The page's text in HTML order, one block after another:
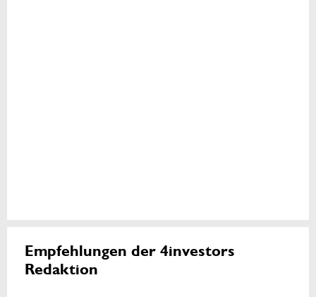
Empfehlungen der 4investors
Redaktion